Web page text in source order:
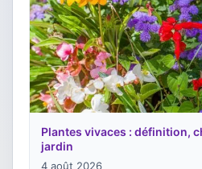
Plantes vivaces : définition,
jardin
4 août 2026